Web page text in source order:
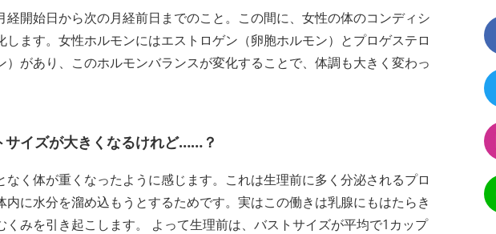
経開始日から次の月経前日までのこと。この間に、女性の体のコンディシ
します。女性ホルモンにはエストロゲン（卵胞ホルモン）とプロゲステロ
）があり、このホルモンバランスが変化することで、体調も大きく変わっ
サイズが大きくなるけれど……？
なく体が重くなったように感じます。これは生理前に多く分泌されるプロ
内に水分を溜め込もうとするためです。実はこの働きは乳腺にもはたらき
くみを引き起こします。 よって生理前は、バストサイズが平均で1カップ